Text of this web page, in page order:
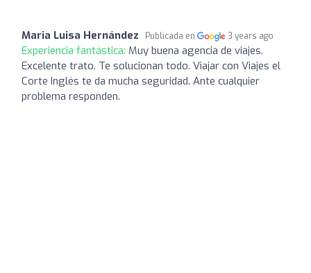
Maria Luisa Hernández Publicada en 3 years ago
Experiencia fantástica: Muy buena agencia de viajes.
Excelente trato. Te solucionan todo. Viajar con Viajes el
Corte Inglés te da mucha seguridad. Ante cualquier
problema responden.